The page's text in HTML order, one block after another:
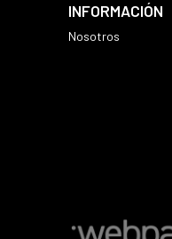
INFORMACIÓN
Nosotros